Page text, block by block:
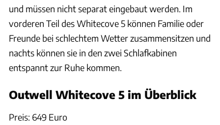
und müssen nicht separat eingebaut werden. Im
vorderen Teil des Whitecove 5 können Familie oder
Freunde bei schlechtem Wetter zusammensitzen und
nachts können sie in den zwei Schlafkabinen
entspannt zur Ruhe kommen.
Outwell Whitecove 5 im Überblick
Preis: 649 Euro